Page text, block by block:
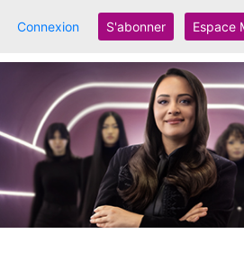
Connexion S'abonner Espace